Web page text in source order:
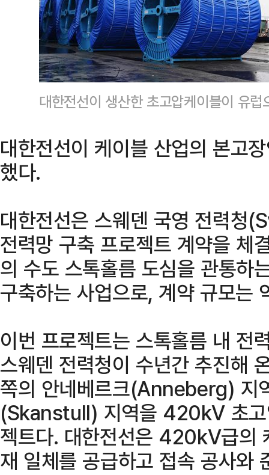
대한전선이 생산한 초고압케이블이 유
대한전선이 케이블 산업의 본고
했다.
대한전선은 스웨덴 국영 전력
전력망 구축 프로젝트 계약을 체
의 수도 스톡홀름 도심을 관통
구축하는 사업으로, 계약 규모는
이번 프로젝트는 스톡홀름 내 전
스웨덴 전력청이 수년간 추진해
쪽의 안네베르크(Anneberg) 지
(Skanstull) 지역을 420kV 초고
젝트다. 대한전선은 420kV급의
재 일체를 공급하고 접속 공사와